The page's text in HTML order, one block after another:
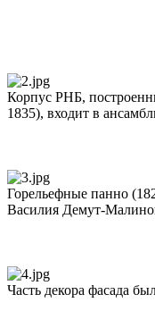
Корпус РНБ,
1835), входит в
Горельефные панно
Василия Демут-
Часть декора фасада